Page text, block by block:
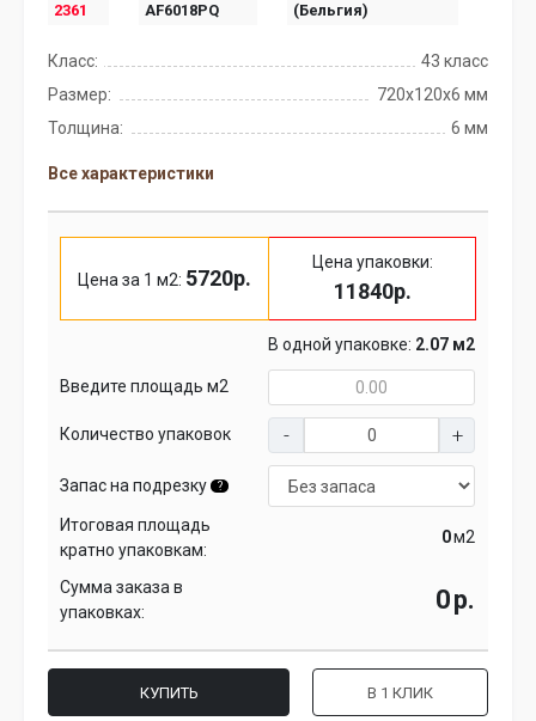
2361
AF6018PQ
(Бельгия)
Класс:
43 класс
Размер:
720x120x6 мм
Толщина:
6 мм
Все характеристики
Цена за 1 м2: 5720р.
Цена упаковки:
11840р.
В одной упаковке: 2.07 м2
Введите площадь м2
Количество упаковок
Запас на подрезку ?
Итоговая площадь
кратно упаковкам:
м2
Сумма заказа в
упаковках:
р.
КУПИТЬ В 1 КЛИК